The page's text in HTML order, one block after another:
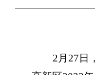
2月 27 日